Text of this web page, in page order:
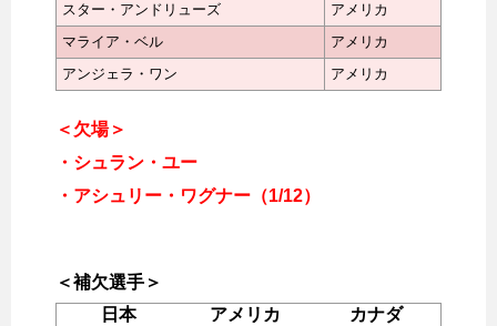
スター・アンドリューズ
アメリカ
マライア・ベル
アメリカ
アンジェラ・ワン
アメリカ
＜欠場＞
・シュラン・ユー
・アシュリー・ワグナー（1/12）
＜補欠選手＞
日本
アメリカ カナダ